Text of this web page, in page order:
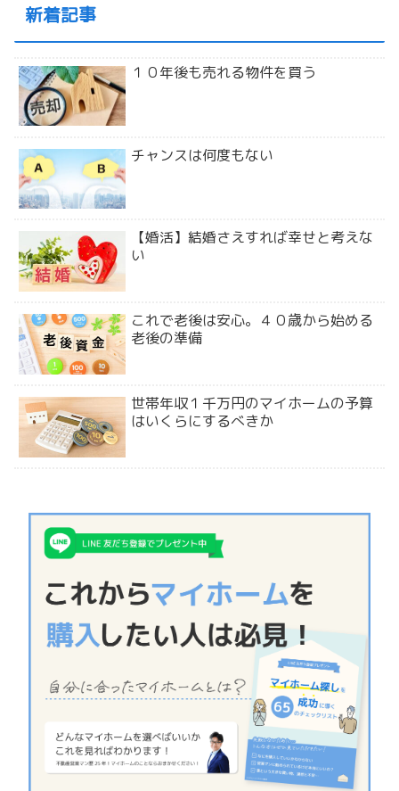
新着記事
１０年後も売れる物件を買う
チャンスは何度もない
【婚活】結婚さえすれば幸せと考えな
い
これで老後は安心。４０歳から始める
老後の準備
世帯年収１千万円のマイホームの予算
はいくらにするべきか